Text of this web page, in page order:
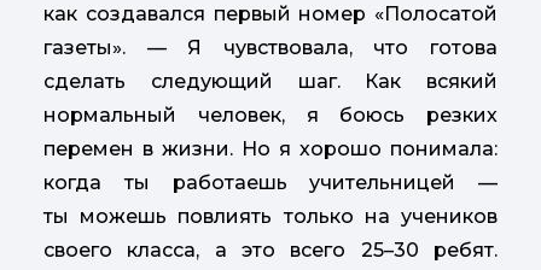
как создавался первый номер «Полосатой
газеты». — Я чувствовала, что готова
сделать следующий шаг. Как всякий
нормальный человек, я боюсь резких
перемен в жизни. Но я хорошо понимала:
когда ты работаешь учительницей —
ты можешь повлиять только на учеников
своего класса, а это всего 25–30 ребят.